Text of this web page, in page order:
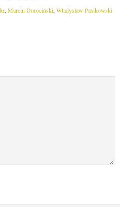
, Marcin Dorociński, Władysław Pasikowski